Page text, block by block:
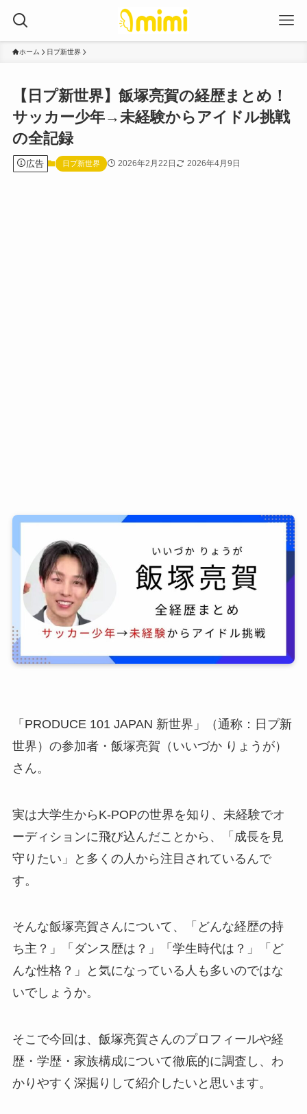
ホーム 日プ新世界
【日プ新世界】飯塚亮賀の経歴まとめ！
サッカー少年→未経験からアイドル挑戦
の全記録
広告 日プ新世界 2026年2月22日 2026年4月9日
「PRODUCE 101 JAPAN 新世界」（通称：日プ新
世界）の参加者・飯塚亮賀（いいづか りょうが）
さん。
実は大学生からK-POPの世界を知り、未経験でオ
ーディションに飛び込んだことから、「成長を見
守りたい」と多くの人から注目されているんで
す。
そんな飯塚亮賀さんについて、「どんな経歴の持
ち主？」「ダンス歴は？」「学生時代は？」「ど
んな性格？」と気になっている人も多いのではな
いでしょうか。
そこで今回は、飯塚亮賀さんのプロフィールや経
歴・学歴・家族構成について徹底的に調査し、わ
かりやすく深掘りして紹介したいと思います。